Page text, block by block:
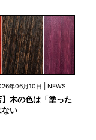
年06月10日 | NEWS
】木の色は「塗った
ない